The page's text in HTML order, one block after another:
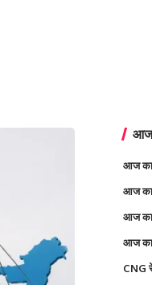
आज
आज का
आज का
आज का
आज
CNG